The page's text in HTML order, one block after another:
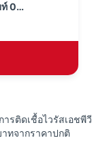
0
รติดเชื้อไวรัสเอชพีวี
ทจากราคาปกติ